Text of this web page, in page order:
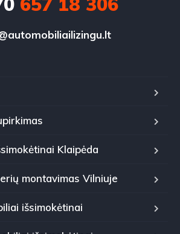
Klaipėda
montavimas Vilniuje
išsimokėtinai